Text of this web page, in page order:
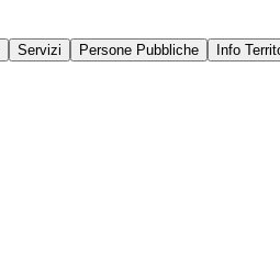
Servizi Persone Pubbliche Info